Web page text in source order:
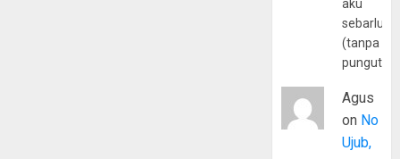
aku
(tanpa
Agus
on No
Ujub,